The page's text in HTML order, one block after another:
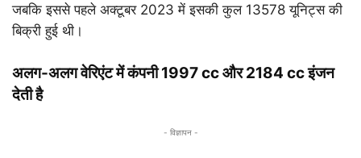
जबकि इससे पहले अक्टूबर 2023 में इसकी कुल 13578 यूनिट्स की
बिक्री हुई थी।
अलग-अलग वेरिएंट में कंपनी 1997 cc और 2184 cc इंजन
देती है
- विज्ञापन -